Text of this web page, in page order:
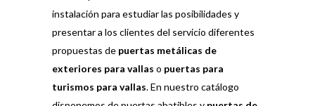
instalación para estudiar las posibilidades y
presentar a los clientes del servicio diferentes
propuestas de puertas metálicas de
exteriores para vallas o puertas para
turismos para vallas. En nuestro catálogo